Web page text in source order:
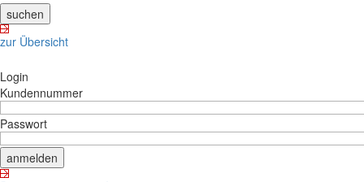
zur Übersicht
Login
Kundennummer
Passwort